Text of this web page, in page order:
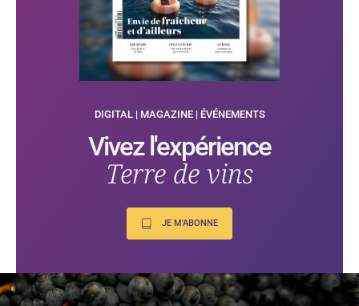
DIGITAL | MAGAZINE | ÉVÉNEMENTS
Vivez l'expérience
Terre de vins
JE M'ABONNE